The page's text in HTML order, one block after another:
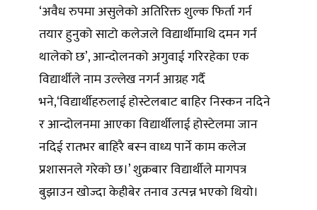
‘अवैध रुपमा असुलेको अतिरिक्त शुल्क फिर्ता गर्न
तयार हुनुको साटो कलेजले विद्यार्थीमाथि दमन गर्न
थालेको छ’, आन्दोलनको अगुवाई गरिरहेका एक
विद्यार्थीले नाम उल्लेख नगर्न आग्रह गर्दै
भने,‘विद्यार्थीहरुलाई होस्टेलबाट बाहिर निस्कन नदिने
र आन्दोलनमा आएका विद्यार्थीलाई होस्टेलमा जान
नदिई रातभर बाहिरै बस्न वाध्य पार्ने काम कलेज
प्रशासनले गरेको छ।’ शुक्रबार विद्यार्थीले मागपत्र
बुझाउन खोज्दा केहीबेर तनाव उत्पन्न भएको थियो।